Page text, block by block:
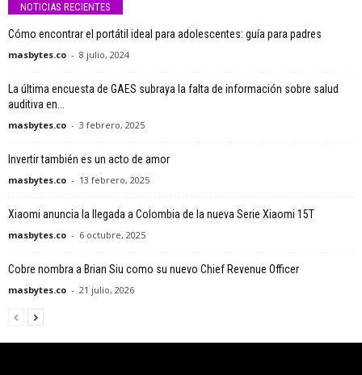
NOTICIAS RECIENTES
Cómo encontrar el portátil ideal para adolescentes: guía para padres
masbytes.co - 8 julio, 2024
La última encuesta de GAES subraya la falta de información sobre salud
auditiva en...
masbytes.co - 3 febrero, 2025
Invertir también es un acto de amor
masbytes.co - 13 febrero, 2025
Xiaomi anuncia la llegada a Colombia de la nueva Serie Xiaomi 15T
masbytes.co - 6 octubre, 2025
Cobre nombra a Brian Siu como su nuevo Chief Revenue Officer
masbytes.co - 21 julio, 2026